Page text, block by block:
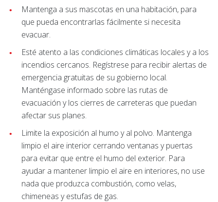
Mantenga a sus mascotas en una habitación, para
que pueda encontrarlas fácilmente si necesita
evacuar.
Esté atento a las condiciones climáticas locales y a los
incendios cercanos. Regístrese para recibir alertas de
emergencia gratuitas de su gobierno local.
Manténgase informado sobre las rutas de
evacuación y los cierres de carreteras que puedan
afectar sus planes.
Limite la exposición al humo y al polvo. Mantenga
limpio el aire interior cerrando ventanas y puertas
para evitar que entre el humo del exterior. Para
ayudar a mantener limpio el aire en interiores, no use
nada que produzca combustión, como velas,
chimeneas y estufas de gas.